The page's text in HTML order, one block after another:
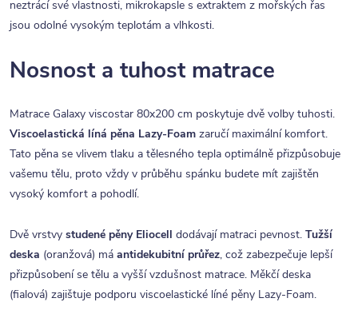
neztrácí své vlastnosti, mikrokapsle s extraktem z mořských řas
jsou odolné vysokým teplotám a vlhkosti.
Nosnost a tuhost matrace
Matrace Galaxy viscostar 80x200 cm poskytuje dvě volby tuhosti.
Viscoelastická líná pěna Lazy-Foam zaručí maximální komfort.
Tato pěna se vlivem tlaku a tělesného tepla optimálně přizpůsobuje
vašemu tělu, proto vždy v průběhu spánku budete mít zajištěn
vysoký komfort a pohodlí.
Dvě vrstvy studené pěny Eliocell dodávají matraci pevnost. Tužší
deska (oranžová) má antidekubitní průřez, což zabezpečuje lepší
přizpůsobení se tělu a vyšší vzdušnost matrace. Měkčí deska
(fialová) zajištuje podporu viscoelastické líné pěny Lazy-Foam.